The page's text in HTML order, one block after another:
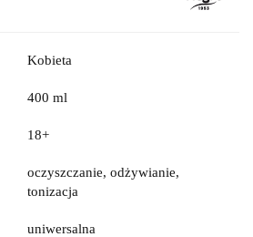
Kobieta
400 ml
18+
oczyszczanie, odżywianie,
tonizacja
uniwersalna